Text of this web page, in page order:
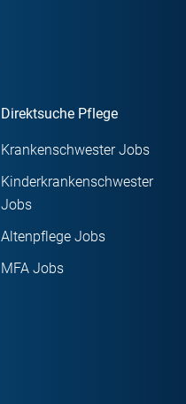
Direktsuche Pflege
Krankenschwester Jobs
Kinderkrankenschwester
Jobs
Altenpflege Jobs
MFA Jobs